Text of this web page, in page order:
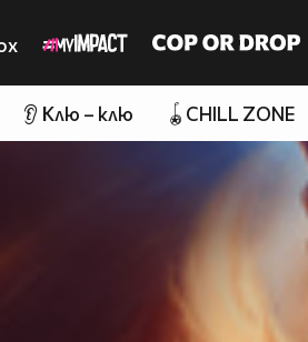
👂 Клю – клю 🪀CHILL ZONE